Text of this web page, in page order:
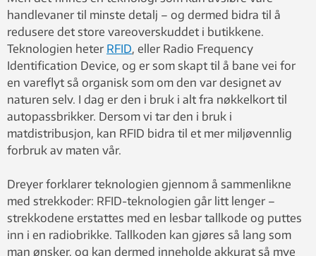
handlevaner til minste detalj – og dermed bidra til å
redusere det store vareoverskuddet i butikkene.
Teknologien heter RFID, eller Radio Frequency
Identification Device, og er som skapt til å bane vei for
en vareflyt så organisk som om den var designet av
naturen selv. I dag er den i bruk i alt fra nøkkelkort til
autopassbrikker. Dersom vi tar den i bruk i
matdistribusjon, kan RFID bidra til et mer miljøvennlig
forbruk av maten vår.
Dreyer forklarer teknologien gjennom å sammenlikne
med strekkoder: RFID-teknologien går litt lenger –
strekkodene erstattes med en lesbar tallkode og puttes
inn i en radiobrikke. Tallkoden kan gjøres så lang som
man ønsker, og kan dermed inneholde akkurat så mye